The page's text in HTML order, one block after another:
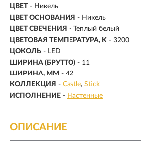
ЦВЕТ - Никель
ЦВЕТ ОСНОВАНИЯ - Никель
ЦВЕТ СВЕЧЕНИЯ - Теплый белый
ЦВЕТОВАЯ ТЕМПЕРАТУРА, K - 3200
ЦОКОЛЬ - LED
ШИРИНА (БРУТТО) - 11
ШИРИНА, ММ - 42
КОЛЛЕКЦИЯ - Castle Stick
ИСПОЛНЕНИЕ - Настенные
ОПИСАНИЕ